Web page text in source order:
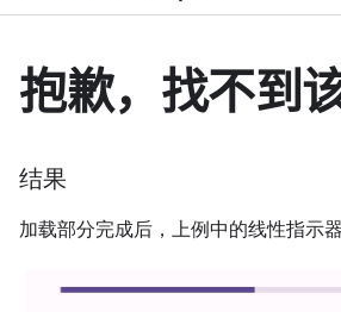
结果
加载部分完成后，上例中的线性指示